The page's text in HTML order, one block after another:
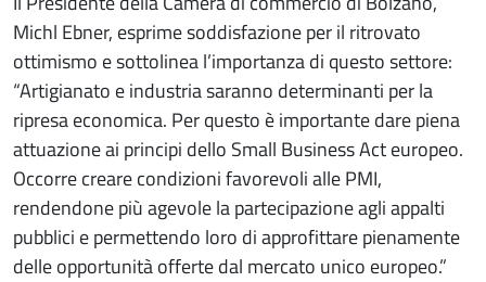
Michl Ebner, esprime soddisfazione per il ritrovato
ottimismo e sottolinea l’importanza di questo settore:
“Artigianato e industria saranno determinanti per la
ripresa economica. Per questo è importante dare piena
attuazione ai principi dello Small Business Act europeo.
Occorre creare condizioni favorevoli alle PMI,
rendendone più agevole la partecipazione agli appalti
pubblici e permettendo loro di approfittare pienamente
delle opportunità offerte dal mercato unico europeo.”